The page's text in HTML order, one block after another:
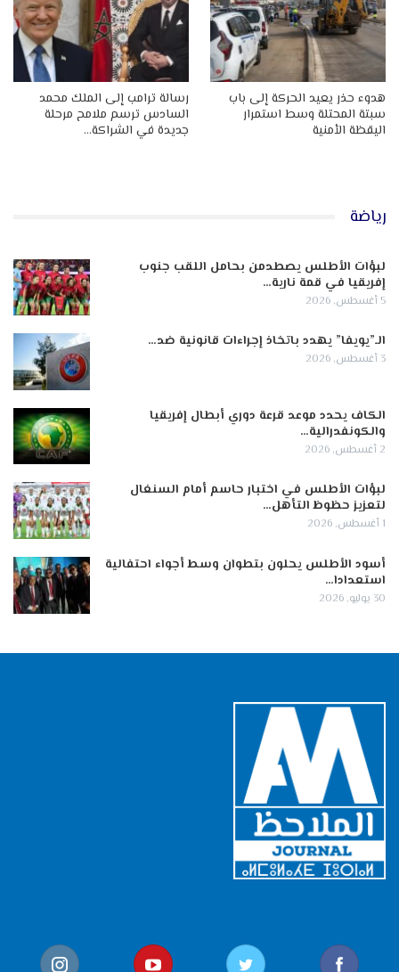
هدوء حذر يعيد الحركة إلى باب
سبتة المحتلة وسط استمرار
اليقظة الأمنية
رسالة ترامب إلى الملك محمد
السادس ترسم ملامح مرحلة
جديدة في الشراكة…
رياضة
لبؤات الأطلس يصطدمن بحامل اللقب جنوب
إفريقيا في قمة نارية…
5 أغسطس, 2026
الـ”يويفا” يهدد باتخاذ إجراءات قانونية ضد…
3 أغسطس, 2026
الكاف يحدد موعد قرعة دوري أبطال إفريقيا
والكونفدرالية…
2 أغسطس, 2026
لبؤات الأطلس في اختبار حاسم أمام السنغال
لتعزيز حظوظ التأهل…
1 أغسطس, 2026
أسود الأطلس يحلون بتطوان وسط أجواء احتفالية
استعدادا…
30 يوليو, 2026